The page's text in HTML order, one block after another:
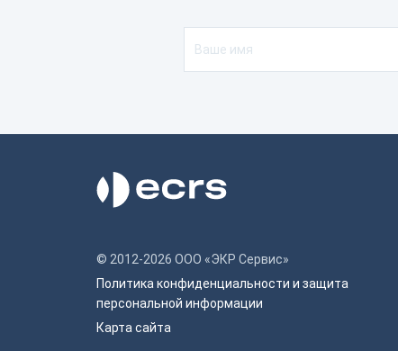
© 2012-2026 ООО «ЭКР Сервис»
Политика конфиденциальности и защита
персональной информации
Карта сайта